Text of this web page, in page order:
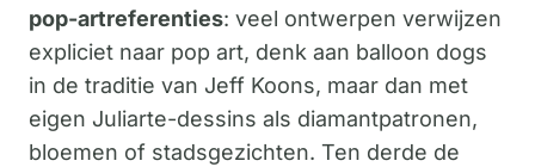
pop-artreferenties: veel ontwerpen verwijzen
expliciet naar pop art, denk aan balloon dogs
in de traditie van Jeff Koons, maar dan met
eigen Juliarte-dessins als diamantpatronen,
bloemen of stadsgezichten. Ten derde de